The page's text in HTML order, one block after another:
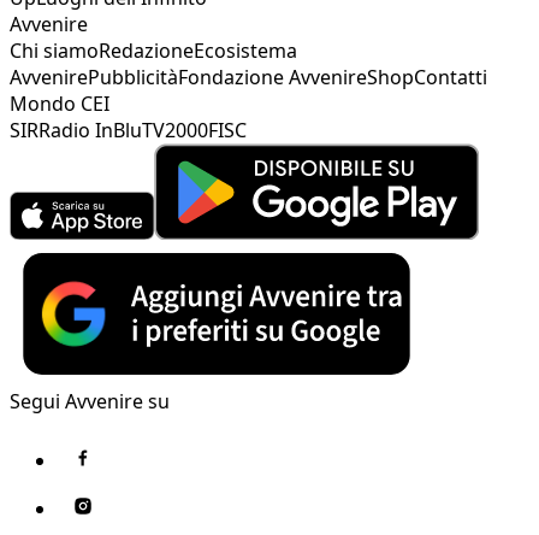
Avvenire
Chi siamoRedazioneEcosistema
AvvenirePubblicitàFondazione AvvenireShopContatti
Mondo CEI
SIRRadio InBluTV2000FISC
Segui Avvenire su